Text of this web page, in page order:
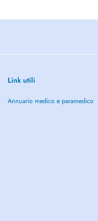
Link utili
Annuario medico e paramedico